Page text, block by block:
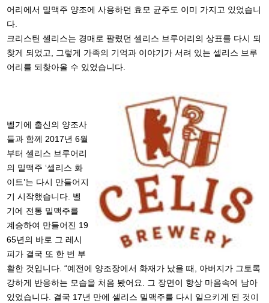
어리에서 밀맥주 양조에 사용하던 효모 균주도 이미 가지고 있었습니
다.
크리스틴 셀리스는 경매로 팔렸던 셀리스 브루어리의 상표를 다시 되
찾게 되었고, 그렇게 가족의 기억과 이야기가 서려 있는 셀리스 브루
어리를 되찾아올 수 있었습니다.
벨기에 출신의 양조사
들과 함께 2017년 6월
부터 셀리스 브루어리
의 밀맥주 ‘셀리스 화
이트’는 다시 만들어지
기 시작했습니다. 벨
기에 전통 밀맥주를
계승하여 만들어진 19
65년의 바로 그 레시
피가 결국 또 한 번 부
활한 것입니다. “예전에 양조장에서 화재가 났을 때, 아버지가 그토록
강하게 반응하는 모습을 처음 봤어요. 그 장면이 항상 마음속에 남아
있었습니다. 결국 17년 만에 셀리스 밀맥주를 다시 일으키게 된 것이